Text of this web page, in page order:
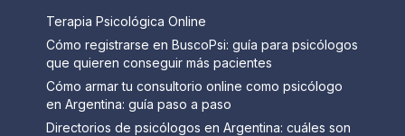
Terapia Psicológica Online
Cómo registrarse en BuscoPsi: guía para psicólogos
que quieren conseguir más pacientes
Cómo armar tu consultorio online como psicólogo
en Argentina: guía paso a paso
Directorios de psicólogos en Argentina: cuáles son